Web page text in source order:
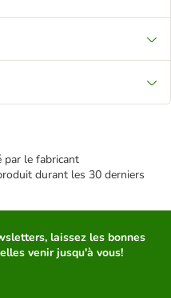
par le fabricant
durant les 30 derniers
laissez les bonnes
venir jusqu'à vous!